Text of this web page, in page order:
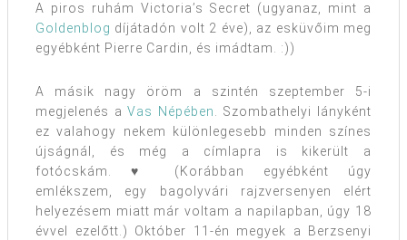
A piros ruhám Victoria’s Secret (ugyanaz, mint a
Goldenblog díjátadón volt 2 éve), az esküvőim meg
egyébként Pierre Cardin, és imádtam. :))
A másik nagy öröm a szintén szeptember 5-i
megjelenés aVas Népében. Szombathelyi lányként
ez valahogy nekem különlegesebb minden színes
újságnál, és még a címlapra is kikerült a
fotócskám. ♥ (Korábban egyébként úgy
emlékszem, egy bagolyvári rajzversenyen elért
helyezésem miatt már voltam a napilapban, úgy 18
évvel ezelőtt.) Október 11-én megyek a Berzsenyi